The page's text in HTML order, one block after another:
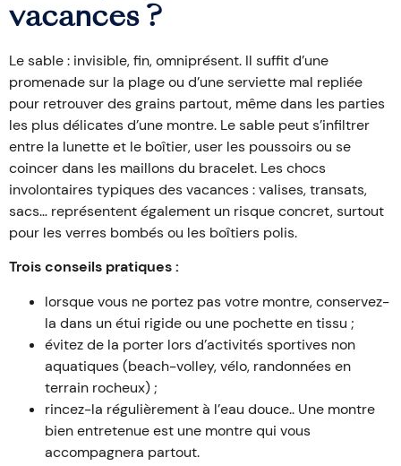
vacances ?
Le sable : invisible, fin, omniprésent. Il suffit d’une
promenade sur la plage ou d’une serviette mal repliée
pour retrouver des grains partout, même dans les parties
les plus délicates d’une montre. Le sable peut s’infiltrer
entre la lunette et le boîtier, user les poussoirs ou se
coincer dans les maillons du bracelet. Les chocs
involontaires typiques des vacances : valises, transats,
sacs… représentent également un risque concret, surtout
pour les verres bombés ou les boîtiers polis.
Trois conseils pratiques :
lorsque vous ne portez pas votre montre, conservez-
la dans un étui rigide ou une pochette en tissu ;
évitez de la porter lors d’activités sportives non
aquatiques (beach-volley, vélo, randonnées en
terrain rocheux) ;
rincez-la régulièrement à l’eau douce.. Une montre
bien entretenue est une montre qui vous
accompagnera partout.